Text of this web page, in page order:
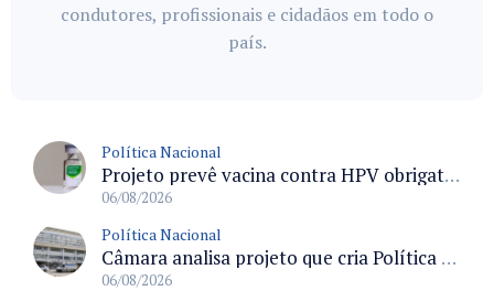
condutores, profissionais e cidadãos em todo o
país.
Política Nacional
Projeto prevê vacina contra HPV obrigatória e testes moleculares para rastreamento do câncer do colo do útero
06/08/2026
Política Nacional
Câmara analisa projeto que cria Política Nacional de Qualificação e Valorização da Preceptoria na Residência Médica
06/08/2026